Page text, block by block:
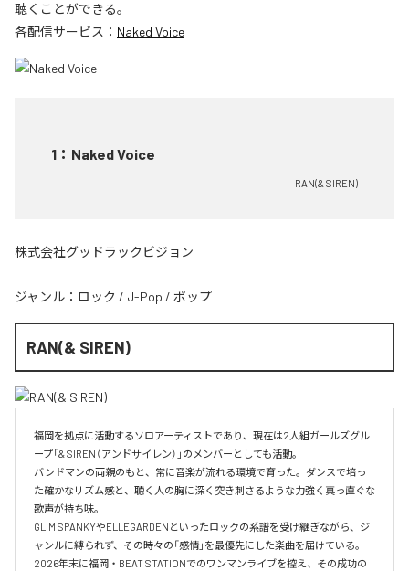
聴くことができる。
各配信サービス： Naked Voice
1 ： Naked Voice
RAN(& SIREN)
株式会社グッドラックビジョン
ジャンル： ロック / J-Pop / ポップ
RAN(& SIREN)
福岡を拠点に活動するソロアーティストであり、現在は2人組ガールズグル
ープ「& SIREN（アンドサイレン）」のメンバーとしても活動。
バンドマンの両親のもと、常に音楽が流れる環境で育った。ダンスで培っ
た確かなリズム感と、聴く人の胸に深く突き刺さるような力強く真っ直ぐな
歌声が持ち味。
GLIM SPANKYやELLEGARDENといったロックの系譜を受け継ぎながら、ジ
ャンルに縛られず、その時々の「感情」を最優先にした楽曲を届けている。
2026年末に福岡・BEAT STATIONでのワンマンライブを控え、その成功の